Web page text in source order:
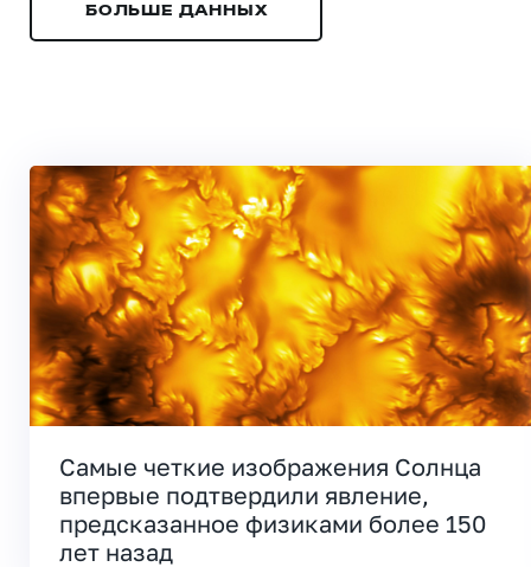
БОЛЬШЕ ДАННЫХ
Самые четкие изображения Солнца
впервые подтвердили явление,
предсказанное физиками более 150
лет назад